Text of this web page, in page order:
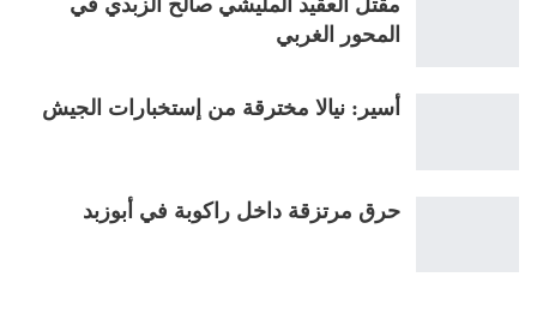
مقتل العقيد المليشي صالح الزبدي في
المحور الغربي
أسير: نيالا مخترقة من إستخبارات الجيش
حرق مرتزقة داخل راكوبة في أبوزبد